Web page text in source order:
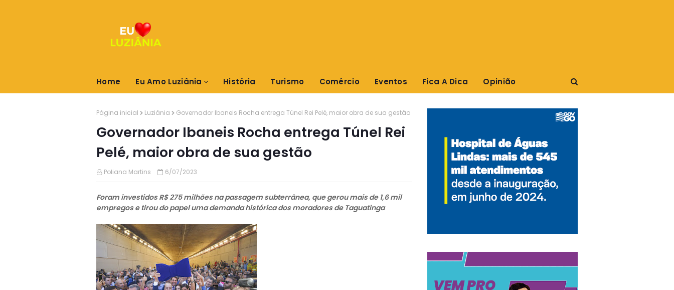
Home Eu Amo Luziânia História Turismo Comércio Eventos Fica A Dica Opinião
Página inicial Luziânia Governador Ibaneis Rocha entrega Túnel Rei Pelé, maior obra de sua gestão
Governador Ibaneis Rocha entrega Túnel Rei
Pelé, maior obra de sua gestão
Poliana Martins 6/07/2023
Foram investidos R$ 275 milhões na passagem subterrânea, que gerou mais de 1,6 mil
empregos e tirou do papel uma demanda histórica dos moradores de Taguatinga